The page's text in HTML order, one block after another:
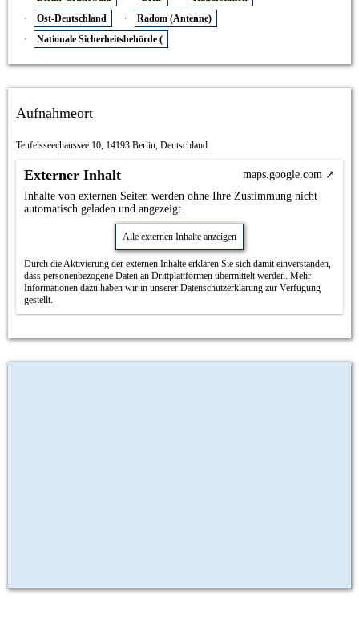
Ost-Deutschland
Radom (Antenne)
Nationale Sicherheitsbehörde (
Aufnahmeort
Teufelsseechaussee 10, 14193 Berlin, Deutschland
Externer Inhalt
maps.google.com
Inhalte von externen Seiten werden ohne Ihre Zustimmung nicht
automatisch geladen und angezeigt.
Alle externen Inhalte anzeigen
Durch die Aktivierung der externen Inhalte erklären Sie sich damit einverstanden,
dass personenbezogene Daten an Drittplattformen übermittelt werden. Mehr
Informationen dazu haben wir in unserer Datenschutzerklärung zur Verfügung
gestellt.